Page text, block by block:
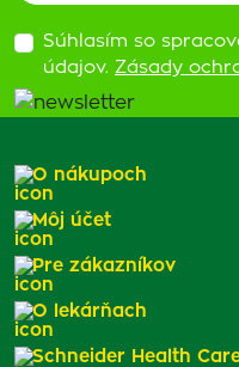
Súhlasím so
údajov. Zásady
O nákupoch
Môj účet
Pre zákazníkov
O lekárňach
Schneider Health